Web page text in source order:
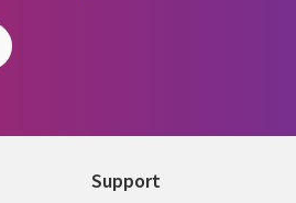
Support